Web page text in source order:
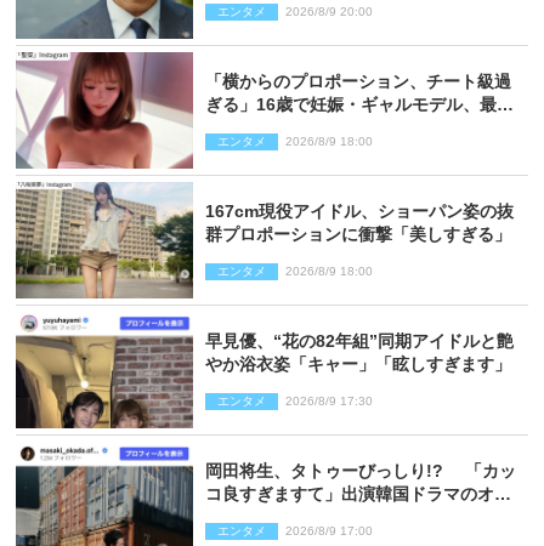
エンタメ 2026/8/9 20:00
「横からのプロポーション、チート級過
ぎる」16歳で妊娠・ギャルモデル、最新
エンタメ 2026/8/9 18:00
167cm現役アイドル、ショーパン姿の抜
群プロポーションに衝撃「美しすぎる」
エンタメ 2026/8/9 18:00
早見優、“花の82年組”同期アイドルと艶
やか浴衣姿「キャー」「眩しすぎます」
エンタメ 2026/8/9 17:30
岡田将生、タトゥーびっしり!? 「カッ
コ良すぎますて」出演韓国ドラマのオフ
エンタメ 2026/8/9 17:00